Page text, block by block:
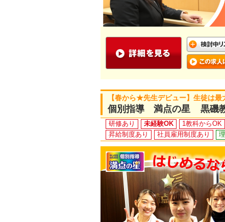
【春から★先生デビュー】生徒は
個別指導 満点の星 黒磯
研修あり 未経験OK 1教科からOK
昇給制度あり
社員雇用制度あり